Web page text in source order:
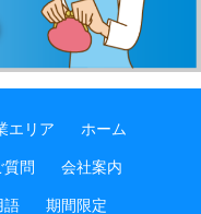
エリア ホーム
質問 会社案内
語 期間限定